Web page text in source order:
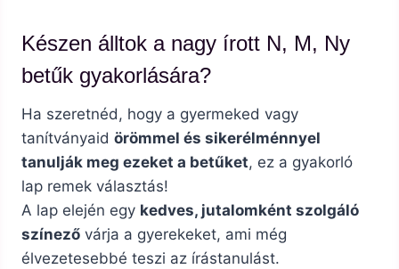
Készen álltok a nagy írott N, M, Ny
betűk gyakorlására?
Ha szeretnéd, hogy a gyermeked vagy
tanítványaid örömmel és sikerélménnyel
tanulják meg ezeket a betűket, ez a gyakorló
lap remek választás!
A lap elején egy kedves, jutalomként szolgáló
színező várja a gyerekeket, ami még
élvezetesebbé teszi az írástanulást.